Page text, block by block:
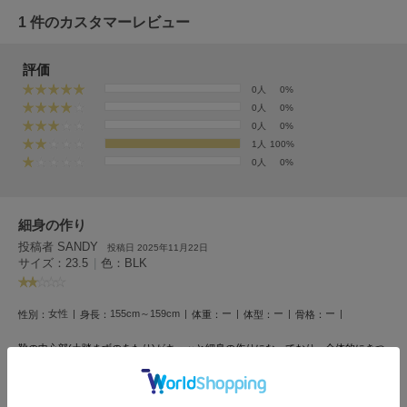
エイミー イストワール
エミ
emmi atelier
エミ アトリエ
emmi yoga
エミヨガ
エトレトウキョウ
ey
アイ
FILA
1 件のカスタマーレビュー
評価
0人
0%
0人
0%
0人
0%
1人
100%
0人
0%
細身の作り
投稿者 SANDY 投稿日 2025年11月22日
サイズ：23.5 | 色：BLK
性別： 女性 身長： 155cm～159cm 体重： ー 体型： ー 骨格： ー
靴の中心部(土踏まずのあたり)がキュッと細身の作りになっており、全体的にきつ
いつものサイズでは小さかったためサイズアップをおすすめします！